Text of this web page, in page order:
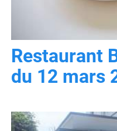
Restaurant
du 12 mars